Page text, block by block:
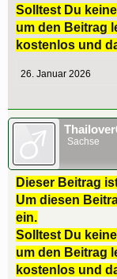
Solltest Du
um den Beitrag
kostenlos und
26. Januar 2026
Sachse
Dieser Beitrag
Um diesen
ein.
Solltest Du
um den Beitrag
kostenlos und